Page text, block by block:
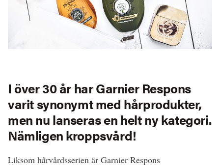
I över 30 år har Garnier Respons
varit synonymt med hårprodukter,
men nu lanseras en helt ny kategori.
Nämligen kroppsvård!
Liksom hårvårdsserien är Garnier Respons